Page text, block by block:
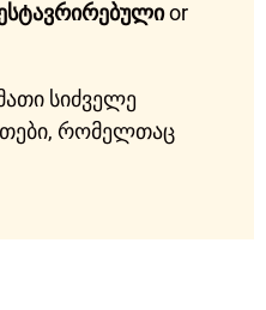
or
სიძველე
რომელთაც